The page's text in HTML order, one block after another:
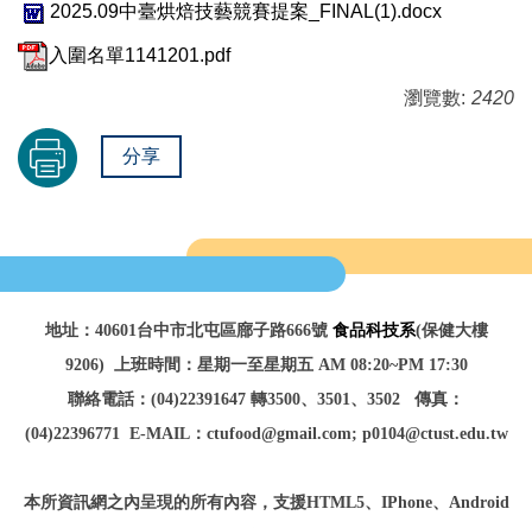
2025.09中臺烘焙技藝競賽提案_FINAL(1).docx
入圍名單1141201.pdf
瀏覽數: 2420
分享
地址：40601台中市北屯區廍子路666號 食品科技系(保健大樓
9206)
上班時間：星期一至星期五 AM 08:20~PM 17:30
聯絡電話：(04)22391647 轉3500、3501、3502 傳真：
(04)22396771 E-MAIL：ctufood@gmail.com; p0104@ctust.edu.tw
本所資訊網之內呈現的所有內容， 支援HTML5、IPhone、Android